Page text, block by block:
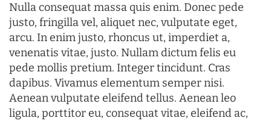
Nulla consequat massa quis enim. Donec pede
justo, fringilla vel, aliquet nec, vulputate eget,
arcu. In enim justo, rhoncus ut, imperdiet a,
venenatis vitae, justo. Nullam dictum felis eu
pede mollis pretium. Integer tincidunt. Cras
dapibus. Vivamus elementum semper nisi.
Aenean vulputate eleifend tellus. Aenean leo
ligula, porttitor eu, consequat vitae, eleifend ac,